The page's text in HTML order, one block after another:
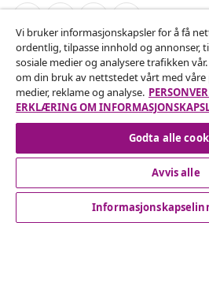
Angre på kontrakten
Send inn en angrerett for
Angre på
Kundeservice
Vi bruker informasjonskapsler for å få
ordentlig, tilpasse innhold og annonser,
sosiale medier og analysere trafikken
om din bruk av nettstedet vårt med
medier, reklame og analyse.
ERKLÆRING OM
Godta alle
Avvis alle